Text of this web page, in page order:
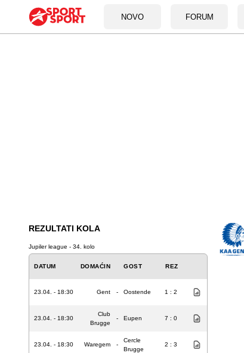
NOVO FORUM
REZULTATI KOLA
Jupiler league - 34. kolo
DATUM DOMAĆIN GOST REZ
23.04. - 18:30 Gent - Oostende 1 : 2
23.04. - 18:30
Club
Brugge
- Eupen 7 : 0
23.04. - 18:30 Waregem -
Cercle
Brugge
2 : 3